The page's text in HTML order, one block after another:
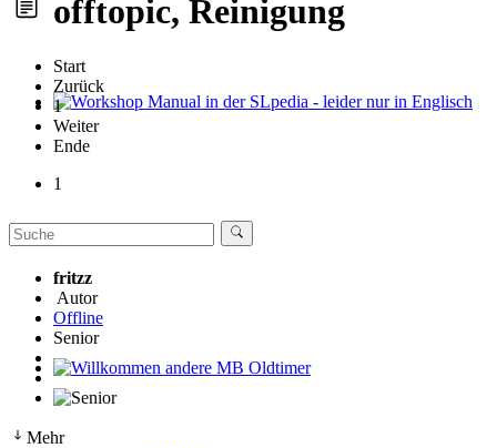
Workshop Manual in der SLpedia - leider nur in Englisch
Willkommen andere MB Oldtimer
offtopic, Reinigung
Start
Zurück
1
Weiter
Ende
1
fritzz
Autor
Offline
Senior
Mehr